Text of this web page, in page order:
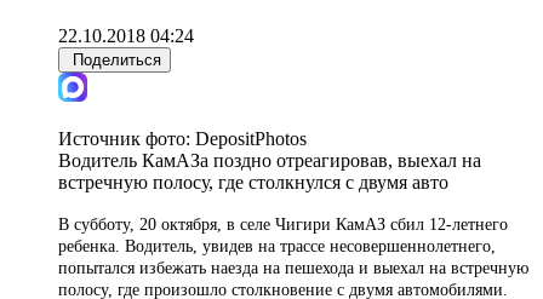
22.10.2018 04:24
Поделиться
Источник фото: DepositPhotos
Водитель КамАЗа поздно отреагировав, выехал на
встречную полосу, где столкнулся с двумя авто
В субботу, 20 октября, в селе Чигири КамАЗ сбил 12-летнего
ребенка. Водитель, увидев на трассе несовершеннолетнего,
попытался избежать наезда на пешехода и выехал на встречную
полосу, где произошло столкновение с двумя автомобилями.